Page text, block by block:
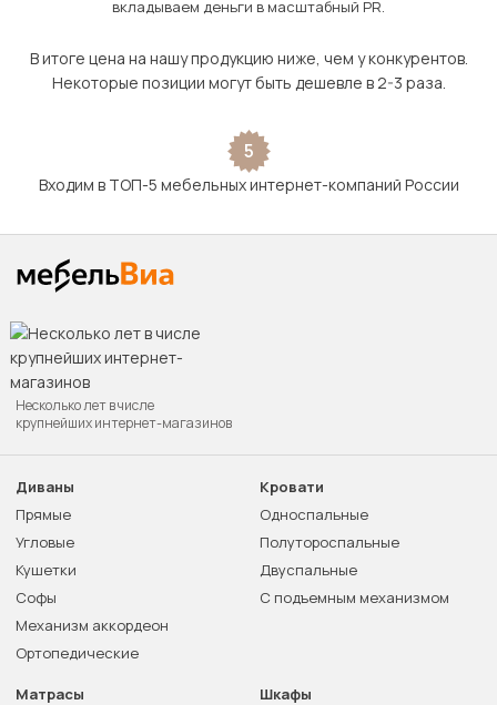
вкладываем деньги в масштабный PR.
В итоге цена на нашу продукцию ниже, чем у конкурентов.
Некоторые позиции могут быть дешевле в 2-3 раза.
5
Входим в ТОП-5 мебельных интернет-компаний России
Несколько лет в числе
крупнейших интернет-магазинов
Диваны
Прямые
Угловые
Кушетки
Софы
Механизм аккордеон
Ортопедические
Кровати
Односпальные
Полутороспальные
Двуспальные
С подъемным механизмом
Матрасы
Шкафы